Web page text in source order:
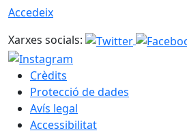
Accedeix
Xarxes socials:
Crèdits
Protecció de dades
Avís legal
Accessibilitat